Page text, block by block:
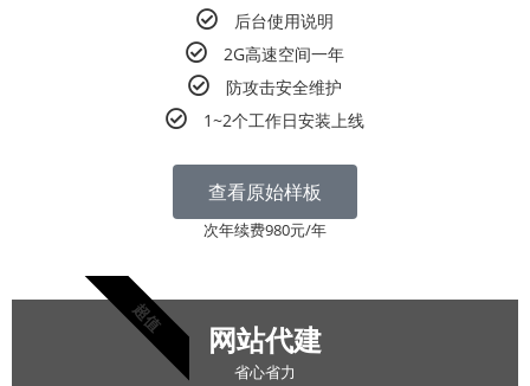
后台使用说明
2G高速空间一年
防攻击安全维护
1~2个工作日安装上线
查看原始样板
次年续费980元/年
超值
网站代建
省心省力